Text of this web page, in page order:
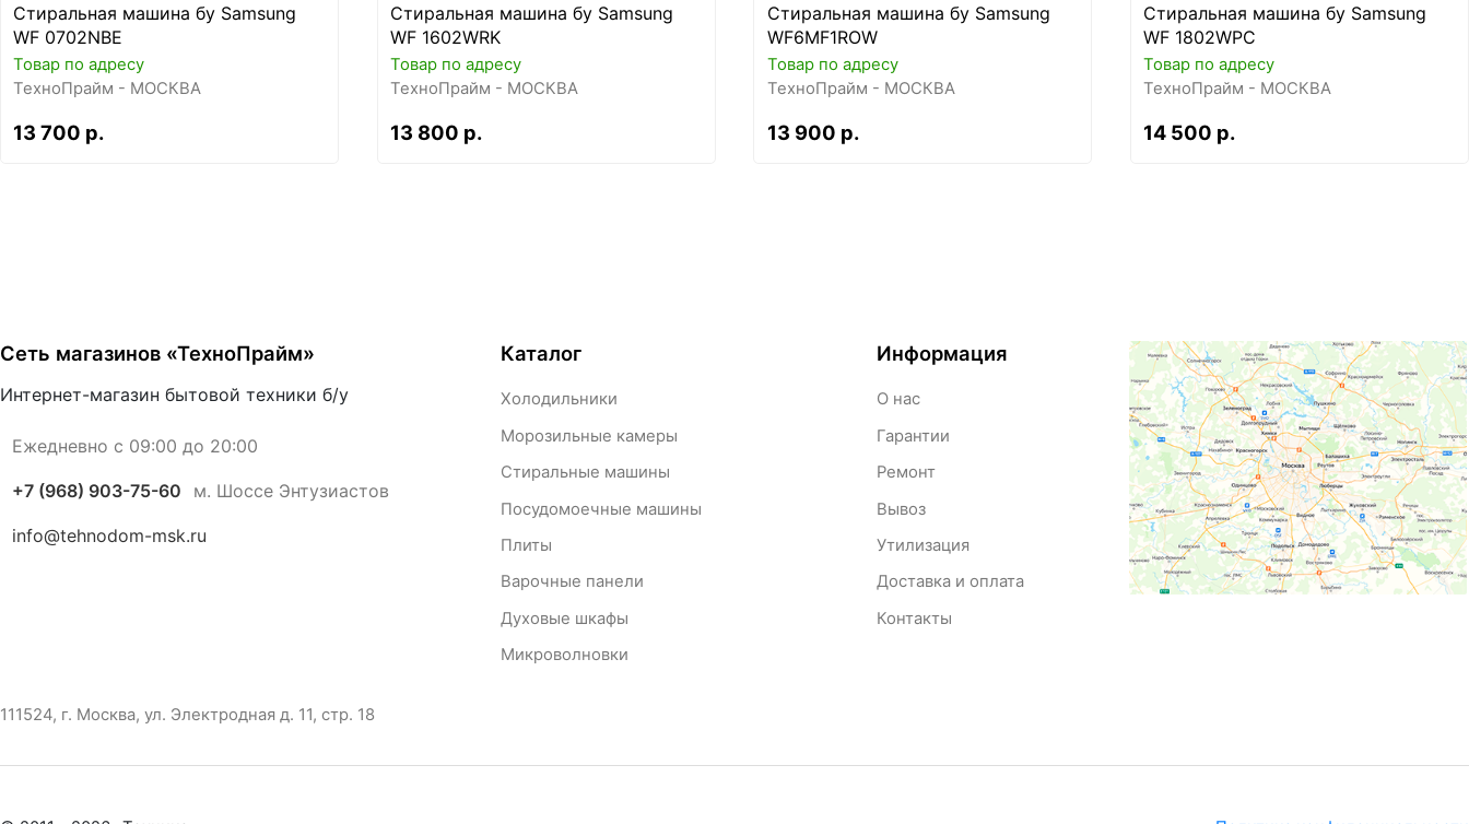
Стиральная машина бу Samsung
WF 0702NBE
Товар по адресу
ТехноПрайм - МОСКВА
13 700 р.
Стиральная машина бу Samsung
WF 1602WRK
Товар по адресу
ТехноПрайм - МОСКВА
13 800 р.
Стиральная машина бу Samsung
WF6MF1ROW
Товар по адресу
ТехноПрайм - МОСКВА
13 900 р.
Стиральная машина бу Samsung
WF 1802WPC
Товар по адресу
ТехноПрайм - МОСКВА
14 500 р.
Сеть магазинов «ТехноПрайм»
Интернет-магазин бытовой техники б/у
Ежедневно с 09:00 до 20:00
+7 (968) 903-75-60 м. Шоссе Энтузиастов
info@tehnodom-msk.ru
Каталог
Холодильники
Морозильные камеры
Стиральные машины
Посудомоечные машины
Плиты
Варочные панели
Духовые шкафы
Микроволновки
Информация
О нас
Гарантии
Ремонт
Вывоз
Утилизация
Доставка и оплата
Контакты
111524, г. Москва, ул. Электродная д. 11, стр. 18